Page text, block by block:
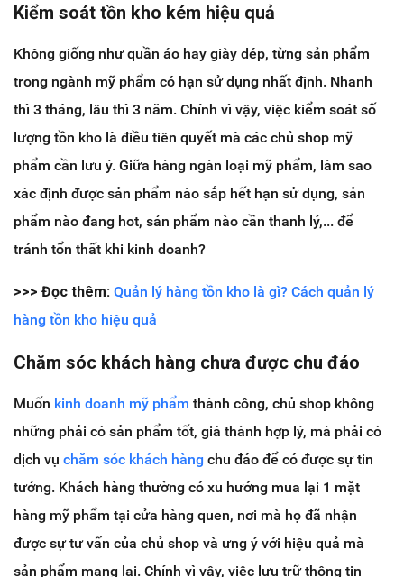
Kiểm soát tồn kho kém hiệu quả
Không giống như quần áo hay giày dép, từng sản phẩm
trong ngành mỹ phẩm có hạn sử dụng nhất định. Nhanh
thì 3 tháng, lâu thì 3 năm. Chính vì vậy, việc kiểm soát số
lượng tồn kho là điều tiên quyết mà các chủ shop mỹ
phẩm cần lưu ý. Giữa hàng ngàn loại mỹ phẩm, làm sao
xác định được sản phẩm nào sắp hết hạn sử dụng, sản
phẩm nào đang hot, sản phẩm nào cần thanh lý,... để
tránh tổn thất khi kinh doanh?
>>> Đọc thêm: Quản lý hàng tồn kho là gì? Cách quản lý
hàng tồn kho hiệu quả
Chăm sóc khách hàng chưa được chu đáo
Muốn kinh doanh mỹ phẩm thành công, chủ shop không
những phải có sản phẩm tốt, giá thành hợp lý, mà phải có
dịch vụ chăm sóc khách hàng chu đáo để có được sự tin
tưởng. Khách hàng thường có xu hướng mua lại 1 mặt
hàng mỹ phẩm tại cửa hàng quen, nơi mà họ đã nhận
được sự tư vấn của chủ shop và ưng ý với hiệu quả mà
sản phẩm mang lại. Chính vì vậy, việc lưu trữ thông tin